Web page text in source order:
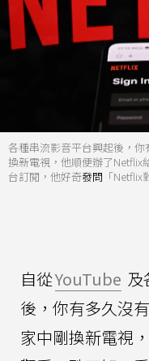
各種串流影音平台興起後，
換新電視，他順便辦了Netflix
台訂閱，他好奇發問 「
自從YouTube 及
後，你有多久沒
家中剛換新電視